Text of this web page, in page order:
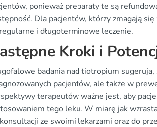
ponieważ preparaty te są
Dla pacjentów, którzy zmagają
i długoterminowe leczenie.
Kroki i
badania nad tiotropium
pacjentów, ale także w
terapeutów ważne jest, aby
tego leku. W miarę jak
ze swoimi lekarzami oraz do